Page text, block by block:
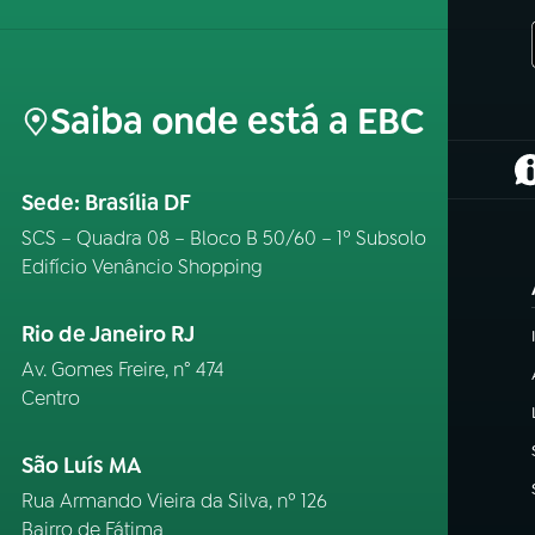
Saiba onde está a EBC
Sede: Brasília DF
SCS – Quadra 08 – Bloco B 50/60 – 1º Subsolo
Edifício Venâncio Shopping
Rio de Janeiro RJ
Av. Gomes Freire, n° 474
Centro
São Luís MA
Rua Armando Vieira da Silva, nº 126
Bairro de Fátima